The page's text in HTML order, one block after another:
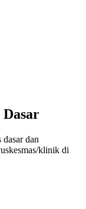
dan
klinik di